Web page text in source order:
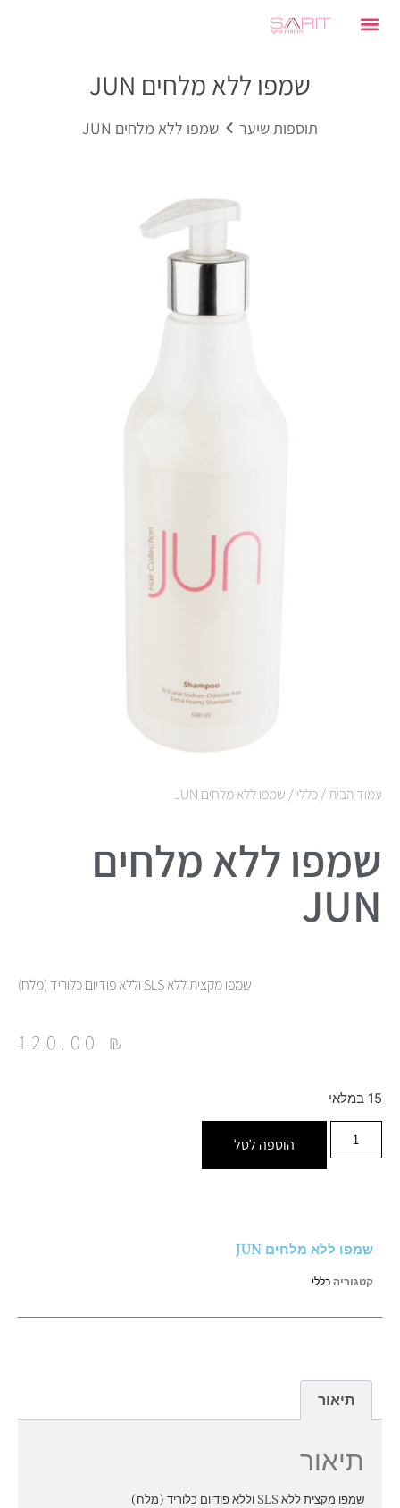
שמפו ללא מלחים JUN
תוספות שיער שמפו ללא מלחים JUN
עמוד הבית/כללי/ שמפו ללא מלחים JUN
שמפו ללא מלחים
JUN
שמפו מקצית ללא SLS וללא פודיום כלוריד (מלח)
120.00 ₪
15 במלאי
הוספה לסל
שמפו ללא מלחים JUN
קטגוריה כללי
תיאור
תיאור
שמפו מקצית ללא SLS וללא פודיום כלוריד (מלח)